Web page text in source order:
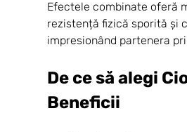
Efectele combinate oferă
rezistență fizică sporită și
impresionând partenera
De ce să alegi
Beneficii